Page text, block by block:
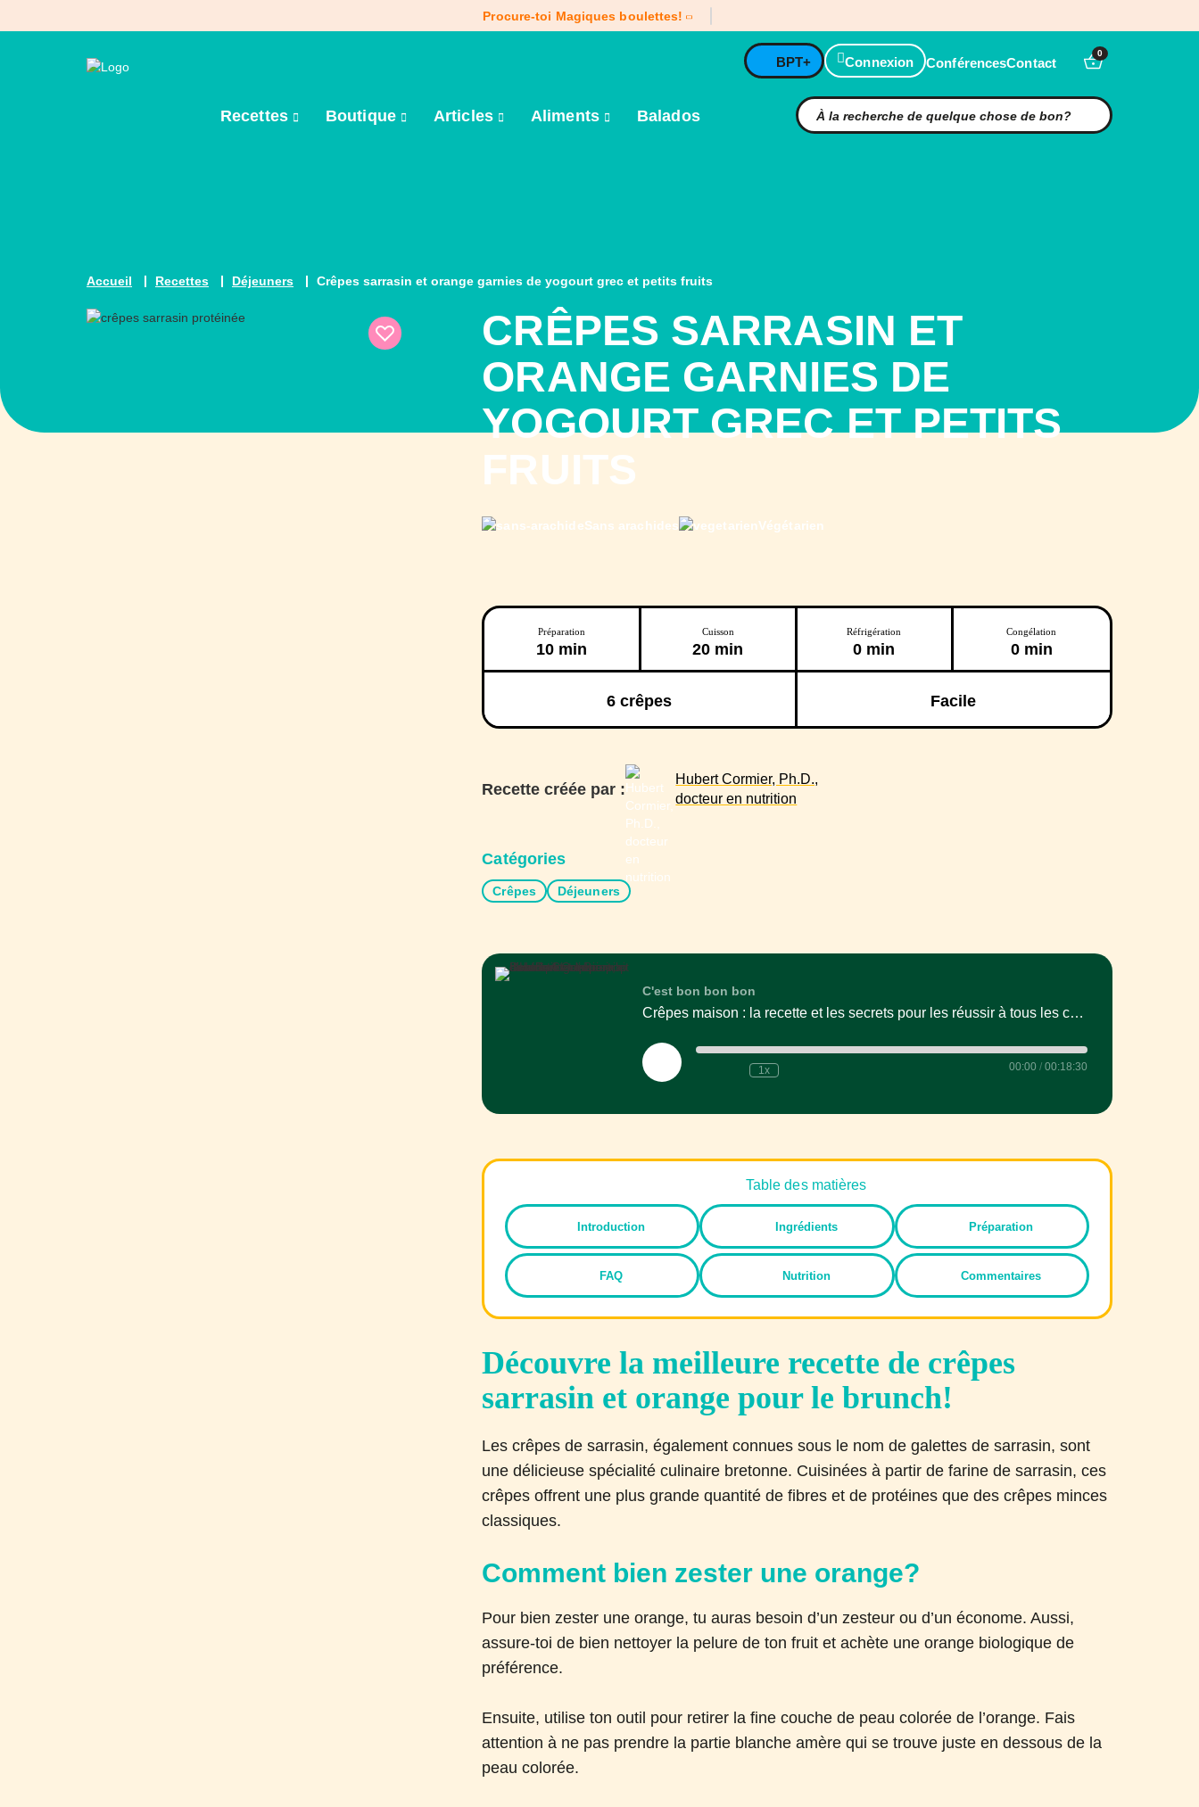
Procure-toi Magiques boulettes!
BPT+ Connexion ConférencesContact
0
Recettes Boutique Articles Aliments Balados
Accueil Recettes Déjeuners Crêpes sarrasin et orange garnies de yogourt grec et petits fruits
CRÊPES SARRASIN ET
ORANGE GARNIES DE
YOGOURT GREC ET PETITS
FRUITS
Sans arachides Végétarien
Préparation
10 min
Cuisson
20 min
Réfrigération
0 min
Congélation
0 min
6 crêpes Facile
Recette créée par :
Hubert Cormier, Ph.D.,
docteur en nutrition
Catégories
Crêpes Déjeuners
C'est bon bon bon
Crêpes maison : la recette et les secrets pour les réussir à tous les coups
Play
Episode
1x 00:00 / 00:18:30
Table des matières
Introduction Ingrédients Préparation
FAQ Nutrition Commentaires
Découvre la meilleure recette de crêpes
sarrasin et orange pour le brunch!
Les crêpes de sarrasin, également connues sous le nom de galettes de sarrasin, sont
une délicieuse spécialité culinaire bretonne. Cuisinées à partir de farine de sarrasin, ces
crêpes offrent une plus grande quantité de fibres et de protéines que des crêpes minces
classiques.
Comment bien zester une orange?
Pour bien zester une orange, tu auras besoin d’un zesteur ou d’un économe. Aussi,
assure-toi de bien nettoyer la pelure de ton fruit et achète une orange biologique de
préférence.
Ensuite, utilise ton outil pour retirer la fine couche de peau colorée de l’orange. Fais
attention à ne pas prendre la partie blanche amère qui se trouve juste en dessous de la
peau colorée.